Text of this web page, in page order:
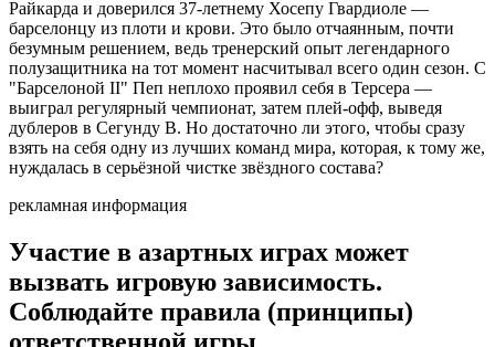
Райкарда и доверился 37-летнему Хосепу Гвардиоле —
барселонцу из плоти и крови. Это было отчаянным, почти
безумным решением, ведь тренерский опыт легендарного
полузащитника на тот момент насчитывал всего один сезон. С
"Барселоной II" Пеп неплохо проявил себя в Терсера —
выиграл регулярный чемпионат, затем плей-офф, выведя
дублеров в Сегунду В. Но достаточно ли этого, чтобы сразу
взять на себя одну из лучших команд мира, которая, к тому же,
нуждалась в серьёзной чистке звёздного состава?
рекламная информация
Участие в азартных играх может
вызвать игровую зависимость.
Соблюдайте правила (принципы)